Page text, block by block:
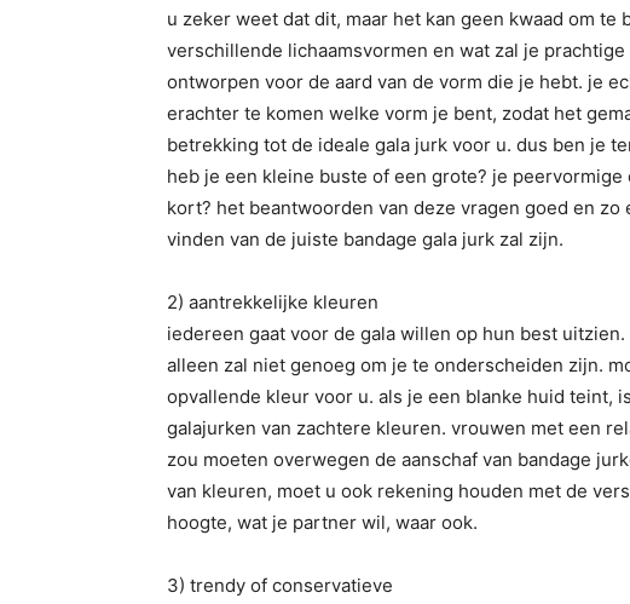
u zeker weet dat dit, maar het kan geen kwaad om te
verschillende lichaamsvormen en wat zal je
ontworpen voor de aard van de vorm die je hebt. je
erachter te komen welke vorm je bent, zodat het
betrekking tot de ideale gala jurk voor u. dus ben je
heb je een kleine buste of een grote? je
kort? het beantwoorden van deze vragen goed en
vinden van de juiste bandage gala jurk zal zijn.
2) aantrekkelijke kleuren
iedereen gaat voor de gala willen op hun best
alleen zal niet genoeg om je te onderscheiden zijn.
opvallende kleur voor u. als je een blanke huid teint,
galajurken van zachtere kleuren. vrouwen met een
zou moeten overwegen de aanschaf van bandage
van kleuren, moet u ook rekening houden met de
hoogte, wat je partner wil, waar ook.
3) trendy of conservatieve